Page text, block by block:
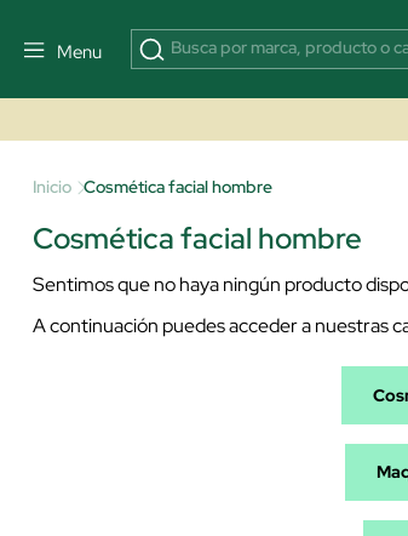
Menu
Inicio Cosmética facial hombre
Cosmética facial hombre
Sentimos que no haya ningún producto
A continuación puedes acceder a nuestras